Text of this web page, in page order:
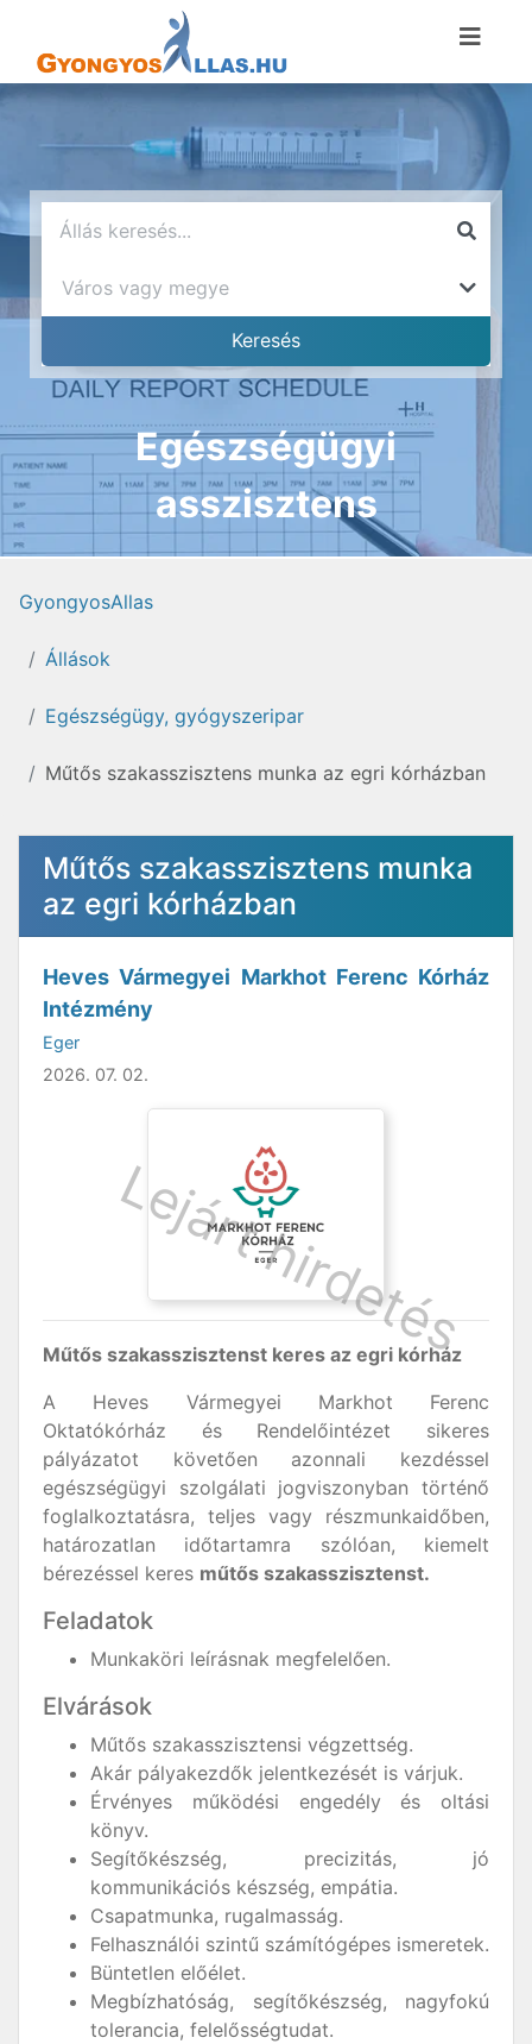
Egészségügyi
asszisztens
GyongyosAllas
Állások
Egészségügy, gyógyszeripar
Műtős szakasszisztens munka az egri kórházban
Műtős szakasszisztens munka
az egri kórházban
Heves Vármegyei Markhot Ferenc Kórház
Intézmény
Eger
2026. 07. 02.
Műtős szakasszisztenst keres az egri kórház
A Heves Vármegyei Markhot Ferenc
Oktatókórház és Rendelőintézet sikeres
pályázatot követően azonnali kezdéssel
egészségügyi szolgálati jogviszonyban történő
foglalkoztatásra, teljes vagy részmunkaidőben,
határozatlan időtartamra szólóan, kiemelt
bérezéssel keres műtős szakasszisztenst.
Feladatok
Munkaköri leírásnak megfelelően.
Elvárások
Műtős szakasszisztensi végzettség.
Akár pályakezdők jelentkezését is várjuk.
Érvényes működési engedély és oltási
könyv.
Segítőkészség, precizitás, jó
kommunikációs készség, empátia.
Csapatmunka, rugalmasság.
Felhasználói szintű számítógépes ismeretek.
Büntetlen előélet.
Megbízhatóság, segítőkészség, nagyfokú
tolerancia, felelősségtudat.